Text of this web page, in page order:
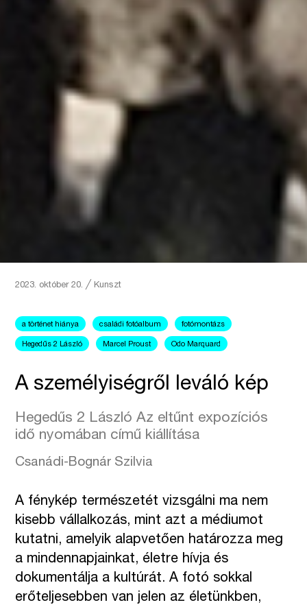
2023. október 20.╱ Kunszt
a történet hiánya családi fotóalbum fotómontázs
Hegedűs 2 László Marcel Proust Odo Marquard
A személyiségről leváló kép
Hegedűs 2 László Az eltűnt expozíciós
idő nyomában című kiállítása
Csanádi-Bognár Szilvia
A fénykép természetét vizsgálni ma nem
kisebb vállalkozás, mint azt a médiumot
kutatni, amelyik alapvetően határozza meg
a mindennapjainkat, életre hívja és
dokumentálja a kultúrát. A fotó sokkal
erőteljesebben van jelen az életünkben,